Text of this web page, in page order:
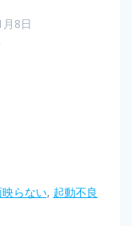
8日
らない, 起動不良